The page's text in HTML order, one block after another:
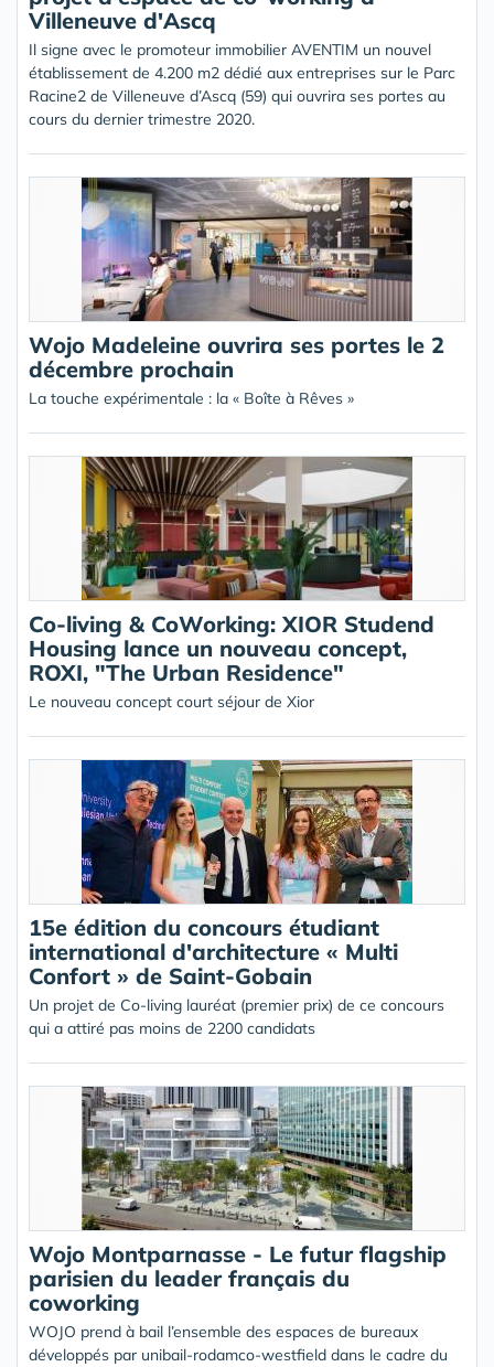
Villeneuve d'Ascq
Il signe avec le promoteur immobilier AVENTIM un nouvel
établissement de 4.200 m2 dédié aux entreprises sur le Parc
Racine2 de Villeneuve d’Ascq (59) qui ouvrira ses portes au
cours du dernier trimestre 2020.
Wojo Madeleine ouvrira ses portes le 2
décembre prochain
La touche expérimentale : la « Boîte à Rêves »
Co-living & CoWorking: XIOR Studend
Housing lance un nouveau concept,
ROXI, "The Urban Residence"
Le nouveau concept court séjour de Xior
15e édition du concours étudiant
international d'architecture « Multi
Confort » de Saint-Gobain
Un projet de Co-living lauréat (premier prix) de ce concours
qui a attiré pas moins de 2200 candidats
Wojo Montparnasse - Le futur flagship
parisien du leader français du
coworking
WOJO prend à bail l’ensemble des espaces de bureaux
développés par unibail-rodamco-westfield dans le cadre du